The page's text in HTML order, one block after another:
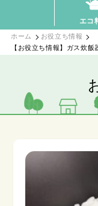
エコ
ホーム
お役立ち情報
【お役立ち情報】ガス炊